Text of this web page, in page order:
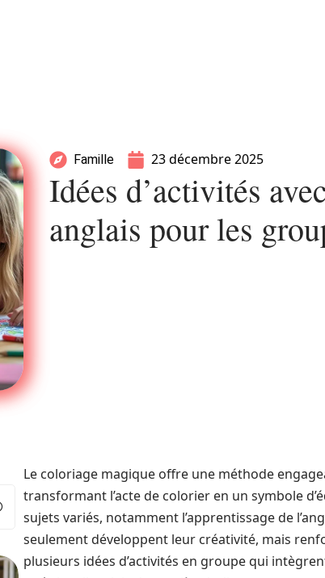
Famille 23 décembre 2025
Idées d’activités
anglais pour les
Le coloriage magique offre une méthode
transformant l’acte de colorier en un symbole
sujets variés, notamment l’apprentissage de
seulement développent leur créativité, mais
plusieurs idées d’activités en groupe qui